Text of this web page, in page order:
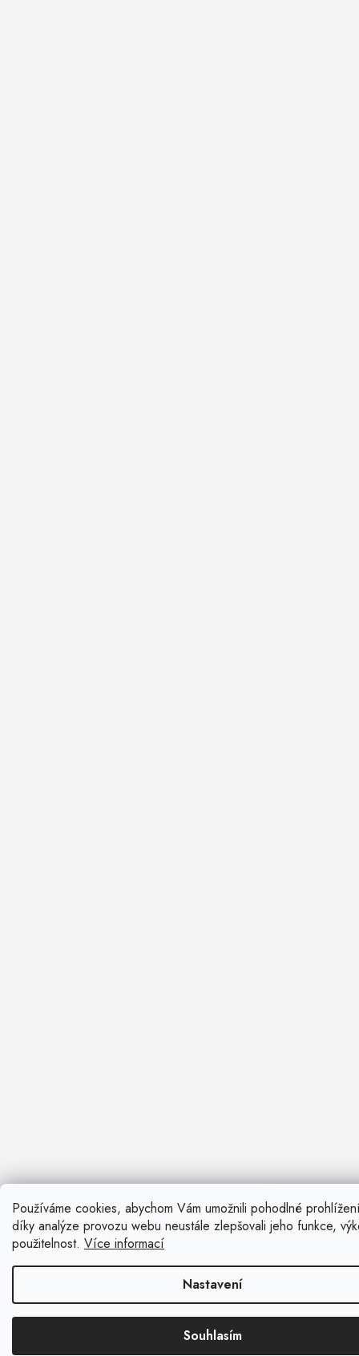
Používáme cookies, abychom Vám umožnili pohodlné
díky analýze provozu webu neustále zlepšovali jeho funkce,
použitelnost. Více informací
Nastavení
Souhlasím
Nevíte si
Rádi vám